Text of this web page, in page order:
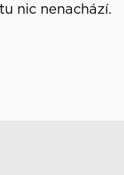
nic nenachází.